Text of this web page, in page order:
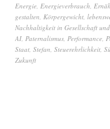
Energie, Energieverbrauch,
gestalten, Körpergewicht,
Nachhaltigkeit in Gesellschaft
AI, Paternalismus, Performance,
Staat, Stefan, Steuerehrlichkeit,
Zukunft